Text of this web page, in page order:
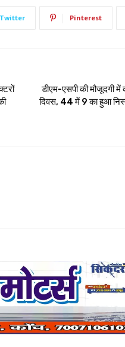
Twitter Pinterest
डीएम-एसपी की मौजूदगी
दिवस, 44 में 9 का हुआ